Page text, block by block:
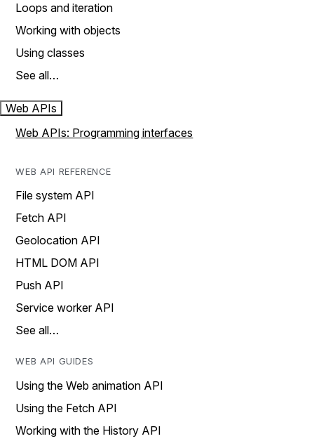
Loops and iteration
Working with objects
Using classes
See all…
Web APIs
Web APIs: Programming interfaces
WEB API REFERENCE
File system API
Fetch API
Geolocation API
HTML DOM API
Push API
Service worker API
See all…
WEB API GUIDES
Using the Web animation API
Using the Fetch API
Working with the History API